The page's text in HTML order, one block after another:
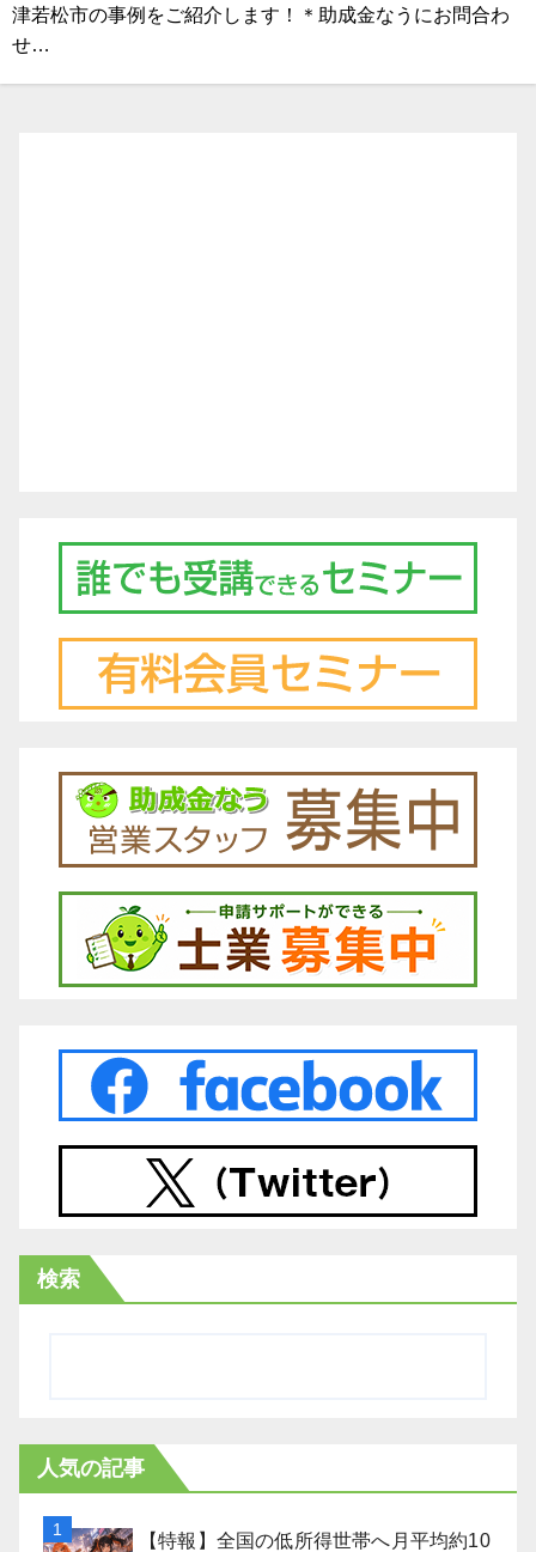
津若松市の事例をご紹介します！＊助成金なうにお問合わ
せ…
検索
人気の記事
【特報】全国の低所得世帯へ月平均約10